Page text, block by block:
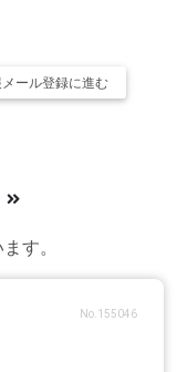
ール登録に進む
す。
No.155046